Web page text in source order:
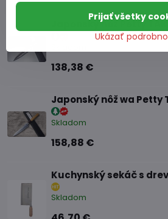
Japonský nôž Petty
138,38 €
Japonský nôž wa Petty
Skladom
158,88 €
Kuchynský sekáč s
Skladom
Ukázať
Prijať všetky